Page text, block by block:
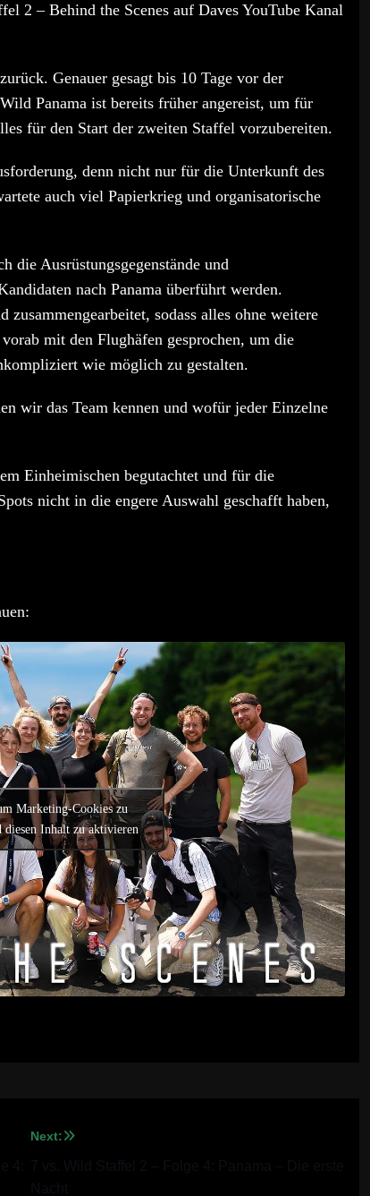
2 – Behind the Scenes auf Daves YouTube Kanal
Genauer gesagt bis 10 Tage vor der
Panama ist bereits früher angereist, um für
für den Start der zweiten Staffel vorzubereiten.
denn nicht nur für die Unterkunft des
auch viel Papierkrieg und organisatorische
die Ausrüstungsgegenstände und
nach Panama überführt werden.
sodass alles ohne weitere
mit den Flughäfen gesprochen, um die
wie möglich zu gestalten.
wir das Team kennen und wofür jeder Einzelne
Einheimischen begutachtet und für die
nicht in die engere Auswahl geschafft haben,
Marketing-Cookies zu
diesen Inhalt zu aktivieren
Next: